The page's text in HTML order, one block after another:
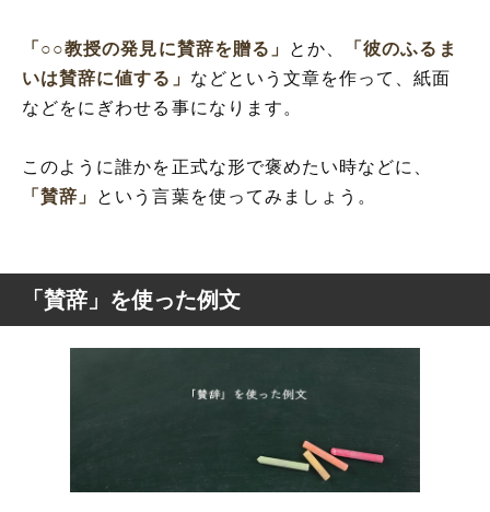
「○○教授の発見に賛辞を贈る」 とか、
「彼のふるま
いは賛辞に値する」 などという文章を作って、紙面
などをにぎわせる事になります。
このように誰かを正式な形で褒めたい時などに、
「賛辞」
という言葉を使ってみましょう。
「賛辞」を使った例文